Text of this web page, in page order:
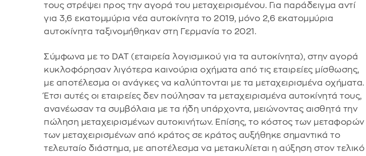
τους στρέψει προς την αγορά του μεταχειρισμένου. Για παράδειγμα αντί
για 3,6 εκατομμύρια νέα αυτοκίνητα το 2019, μόνο 2,6 εκατομμύρια
αυτοκίνητα ταξινομήθηκαν στη Γερμανία το 2021.
Σύμφωνα με το DAT (εταιρεία λογισμικού για τα αυτοκίνητα), στην αγορά
κυκλοφόρησαν λιγότερα καινούρια οχήματα από τις εταιρείες μίσθωσης,
με αποτέλεσμα οι ανάγκες να καλύπτονται με τα μεταχειρισμένα οχήματα.
Έτσι αυτές οι εταιρείες δεν πούλησαν τα μεταχειρισμένα αυτοκίνητά τους,
ανανέωσαν τα συμβόλαια με τα ήδη υπάρχοντα, μειώνοντας αισθητά την
πώληση μεταχειρισμένων αυτοκινήτων. Επίσης, το κόστος των μεταφορών
των μεταχειρισμένων από κράτος σε κράτος αυξήθηκε σημαντικά το
τελευταίο διάστημα, με αποτέλεσμα να μετακυλίεται η αύξηση στον τελικό